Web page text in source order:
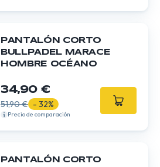
PANTALÓN CORTO
BULLPADEL MARACE
HOMBRE OCÉANO
34,90 €
51,90 € - 32%
Precio de comparación
PANTALÓN CORTO